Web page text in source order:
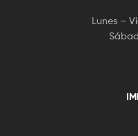
Lunes –